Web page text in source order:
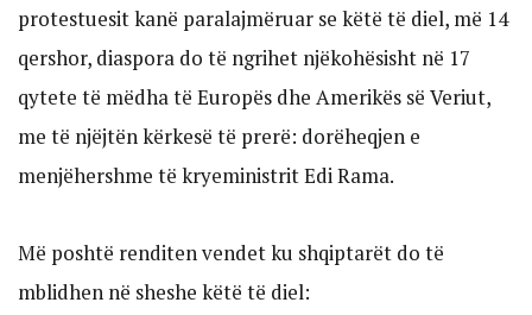
protestuesit kanë paralajmëruar se këtë të diel, më 14
qershor, diaspora do të ngrihet njëkohësisht në 17
qytete të mëdha të Europës dhe Amerikës së Veriut,
me të njëjtën kërkesë të prerë: dorëheqjen e
menjëhershme të kryeministrit Edi Rama.
Më poshtë renditen vendet ku shqiptarët do të
mblidhen në sheshe këtë të diel: